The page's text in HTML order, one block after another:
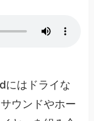
はドライな
ウンドやホー